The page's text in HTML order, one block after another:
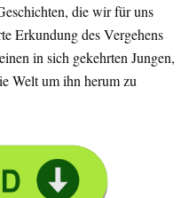
die wir für uns
Erkundung des Vergehens
in sich gekehrten Jungen,
Welt um ihn herum zu